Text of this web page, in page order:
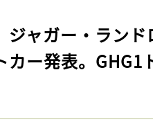
ジャガー・ラン
カー発表。GHG1